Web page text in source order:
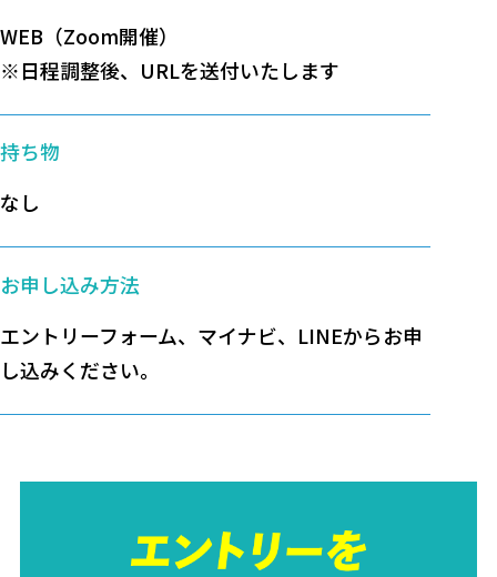
WEB（Zoom開催）
※日程調整後、URLを送付いたします
持ち物
なし
お申し込み方法
エントリーフォーム、マイナビ、LINEからお申
し込みください。